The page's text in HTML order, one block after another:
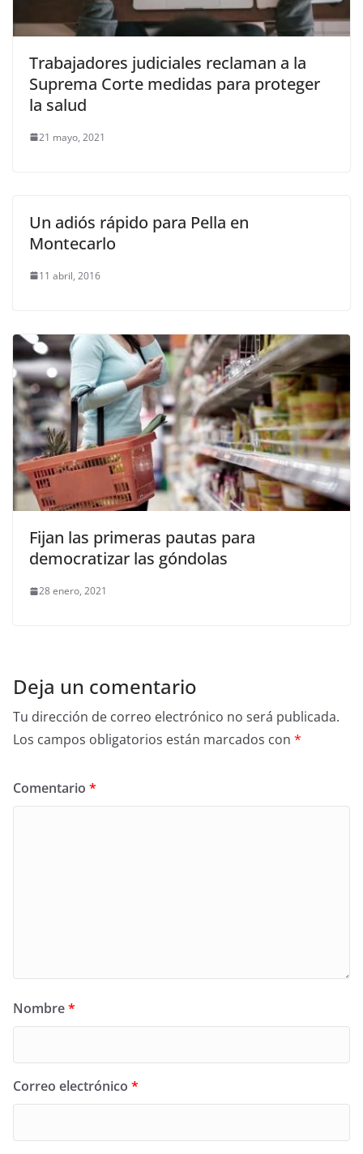
Trabajadores judiciales reclaman a la
Suprema Corte medidas para proteger
la salud
21 mayo, 2021
Un adiós rápido para Pella en
Montecarlo
11 abril, 2016
Fijan las primeras pautas para
democratizar las góndolas
28 enero, 2021
Deja un comentario
Tu dirección de correo electrónico no será publicada.
Los campos obligatorios están marcados con *
Comentario *
Nombre*
Correo electrónico *